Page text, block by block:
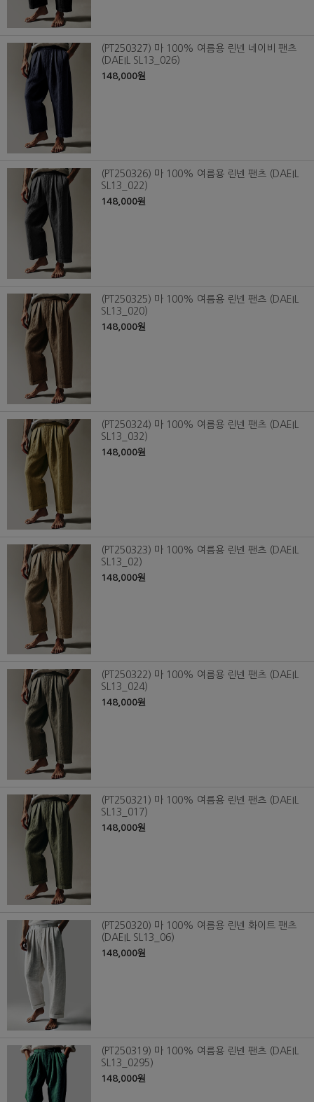
(PT250327) 마 100% 여름용 린넨 네이비 팬츠
(DAEIL SL13_026)
148,000원
(PT250326) 마 100% 여름용 린넨 팬츠 (DAEIL
SL13_022)
148,000원
(PT250325) 마 100% 여름용 린넨 팬츠 (DAEIL
SL13_020)
148,000원
(PT250324) 마 100% 여름용 린넨 팬츠 (DAEIL
SL13_032)
148,000원
(PT250323) 마 100% 여름용 린넨 팬츠 (DAEIL
SL13_02)
148,000원
(PT250322) 마 100% 여름용 린넨 팬츠 (DAEIL
SL13_024)
148,000원
(PT250321) 마 100% 여름용 린넨 팬츠 (DAEIL
SL13_017)
148,000원
(PT250320) 마 100% 여름용 린넨 화이트 팬츠
(DAEIL SL13_06)
148,000원
(PT250319) 마 100% 여름용 린넨 팬츠 (DAEIL
SL13_0295)
148,000원